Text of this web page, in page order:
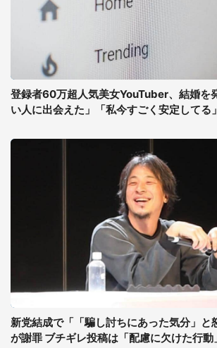
登録者60万超人気美女YouTuber、結婚を
い人に出会えた」「私今すごく安定してる」
新党結成で「「騙し討ちにあった気分」と
が謝罪 ブチギレ投稿は「配慮に欠けた行動